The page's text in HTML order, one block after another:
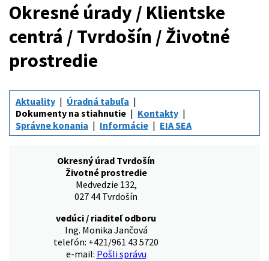
Okresné úrady / Klientske
centrá / Tvrdošín / Životné
prostredie
Aktuality
Úradná tabuľa
Dokumenty na stiahnutie
Kontakty
Správne konania
Informácie EIA SEA
Okresný úrad Tvrdošín
Životné prostredie
Medvedzie 132,
027 44 Tvrdošín
vedúci / riaditeľ odboru
Ing. Monika Jančová
telefón: +421/961 43 5720
e-mail: Pošli správu